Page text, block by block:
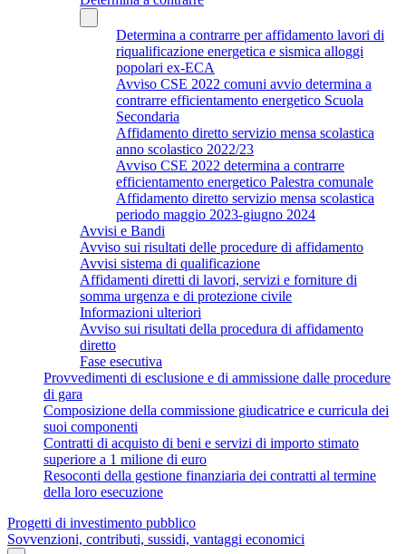
Determina a contrarre per affidamento lavori di
riqualificazione energetica e sismica alloggi
popolari ex-ECA
Avviso CSE 2022 comuni avvio determina a
contrarre efficientamento energetico Scuola
Secondaria
Affidamento diretto servizio mensa scolastica
anno scolastico 2022/23
Avviso CSE 2022 determina a contrarre
efficientamento energetico Palestra comunale
Affidamento diretto servizio mensa scolastica
periodo maggio 2023-giugno 2024
Avvisi e Bandi
Avviso sui risultati delle procedure di affidamento
Avvisi sistema di qualificazione
Affidamenti diretti di lavori, servizi e forniture di
somma urgenza e di protezione civile
Informazioni ulteriori
Avviso sui risultati della procedura di affidamento
diretto
Fase esecutiva
Provvedimenti di esclusione e di ammissione dalle procedure
di gara
Composizione della commissione giudicatrice e curricula dei
suoi componenti
Contratti di acquisto di beni e servizi di importo stimato
superiore a 1 milione di euro
Resoconti della gestione finanziaria dei contratti al termine
della loro esecuzione
Progetti di investimento pubblico
Sovvenzioni, contributi, sussidi, vantaggi economici